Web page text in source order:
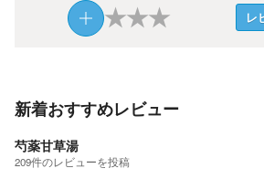
★★★ レ
新着おすすめレビュー
芍薬甘草湯
209件のレビューを投稿